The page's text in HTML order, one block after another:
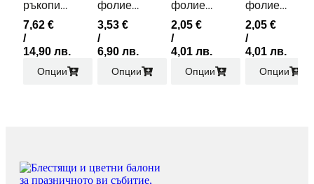
фолиев
надпис
Happy
Birthday
7,62€
/
14,90 лв.
Опции
цифра в
цвят
розово
злато 1м
3,53€
/
6,90 лв.
Опции
цифра
80см
2,05€
/
4,01 лв.
Опции
цифра
80см
2,05€
/
4,01 лв.
Опции